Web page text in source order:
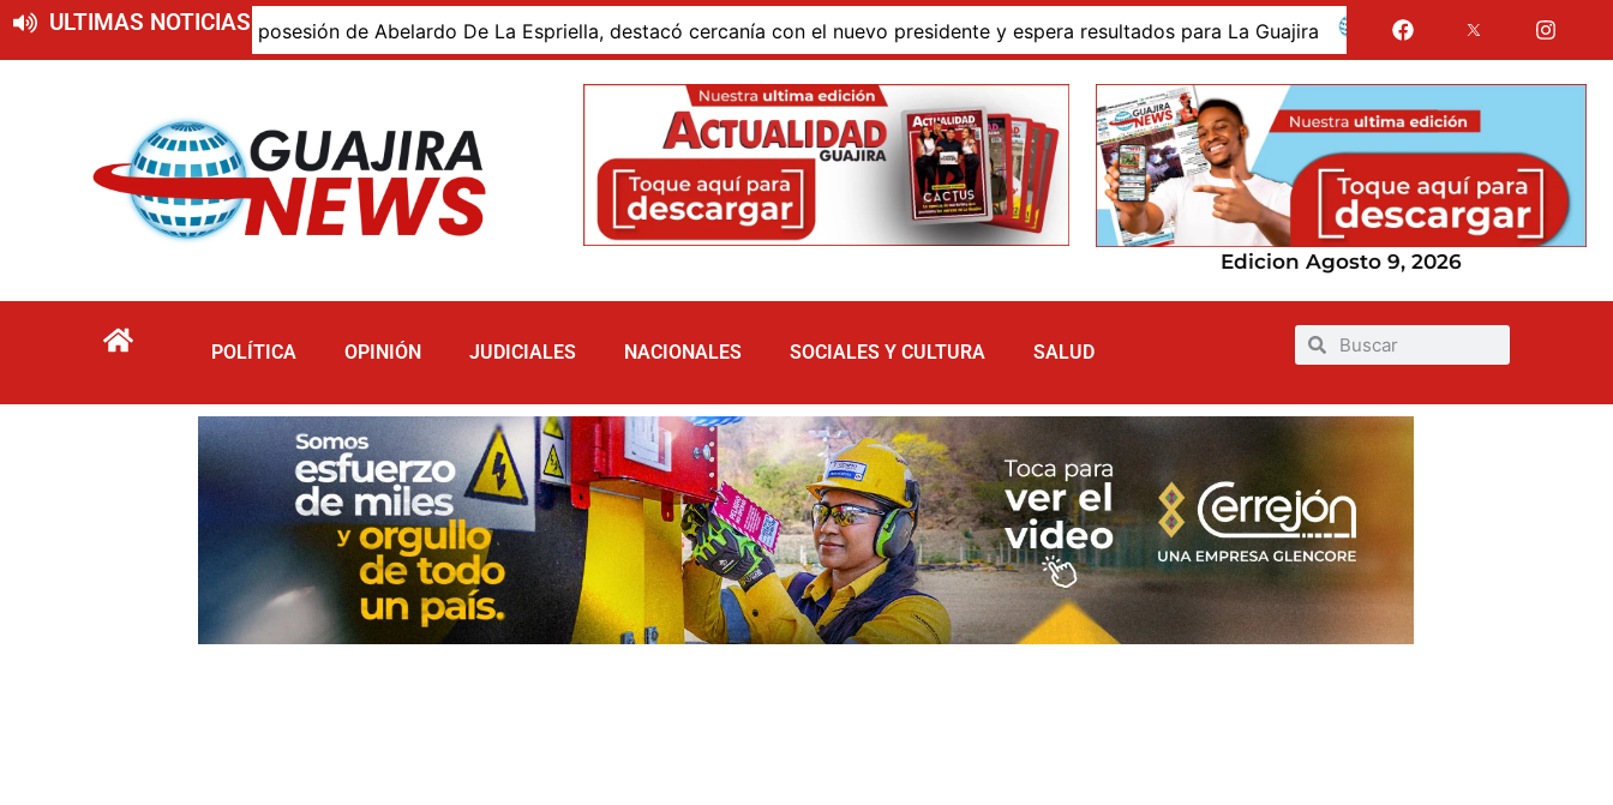
ULTIMAS NOTICIAS
presente en la posesión de Abelardo De La Espriella, destacó cercanía con el nuevo presidente y espera resultados para La Guajira La Guajira fue presentada como
Edicion Agosto 9, 2026
POLÍTICA OPINIÓN JUDICIALES NACIONALES SOCIALES Y CULTURA SALUD